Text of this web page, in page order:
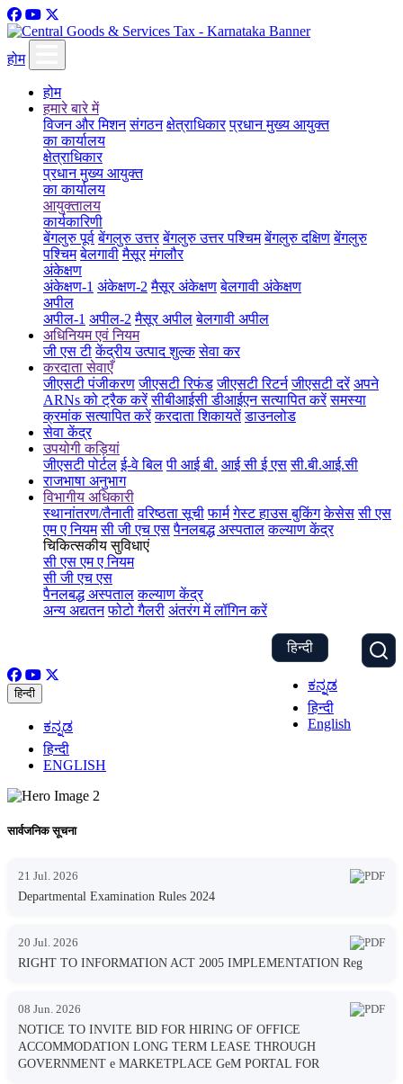
होम
होम
हमारे बारे में
विजन और मिशन संगठन क्षेत्राधिकार प्रधान मुख्य आयुक्त
का कार्यालय
क्षेत्राधिकार
प्रधान मुख्य आयुक्त
का कार्यालय
आयुक्तालय
कार्यकारिणी
बेंगलुरु पूर्व बेंगलुरु उत्तर बेंगलुरु उत्तर पश्चिम बेंगलुरु दक्षिण बेंगलुरु
पश्चिम बेलगावी मैसूर मंगलौर
अंकेक्षण
अंकेक्षण-1 अंकेक्षण-2 मैसूर अंकेक्षण बेलगावी अंकेक्षण
अपील
अपील-1 अपील-2 मैसूर अपील बेलगावी अपील
अधिनियम एवं नियम
जी एस टी केंद्रीय उत्पाद शुल्क सेवा कर
करदाता सेवाएँ
जीएसटी पंजीकरण जीएसटी रिफंड जीएसटी रिटर्न जीएसटी दरें अपने
ARNs को ट्रैक करें सीबीआईसी डीआईएन सत्यापित करें समस्या
क्रमांक सत्यापित करें करदाता शिकायतें डाउनलोड
सेवा केंद्र
उपयोगी कड़ियां
जीएसटी पोर्टल ई-वे बिल पी आई बी. आई सी ई एस सी.बी.आई.सी
राजभाषा अनुभाग
विभागीय अधिकारी
स्थानांतरण/तैनाती वरिष्ठता सूची फार्म गेस्ट हाउस बुकिंग केसेस सी एस
एम ए नियम सी जी एच एस पैनलबद्ध अस्पताल कल्याण केंद्र
चिकित्सकीय सुविधाएं
सी एस एम ए नियम
सी जी एच एस
पैनलबद्ध अस्पताल कल्याण केंद्र
अन्य अद्यतन फोटो गैलरी अंतरंग में लॉगिन करें
हिन्दी
ಕನ್ನಡ
हिन्दी
English
हिन्दी
ಕನ್ನಡ
हिन्दी
ENGLISH
सार्वजनिक सूचना
21 Jul. 2026
Departmental Examination Rules 2024
20 Jul. 2026
RIGHT TO INFORMATION ACT 2005 IMPLEMENTATION Reg
08 Jun. 2026
NOTICE TO INVITE BID FOR HIRING OF OFFICE
ACCOMMODATION LONG TERM LEASE THROUGH
GOVERNMENT e MARKETPLACE GeM PORTAL FOR